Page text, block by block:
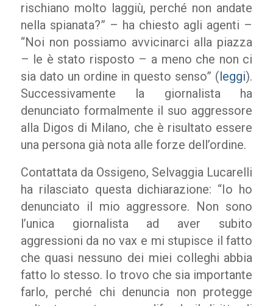
rischiano molto laggiù, perché non andate
nella spianata?” – ha chiesto agli agenti –
“Noi non possiamo avvicinarci alla piazza
– le è stato risposto – a meno che non ci
sia dato un ordine in questo senso” (leggi).
Successivamente la giornalista ha
denunciato formalmente il suo aggressore
alla Digos di Milano, che è risultato essere
una persona già nota alle forze dell’ordine.
Contattata da Ossigeno, Selvaggia Lucarelli
ha rilasciato questa dichiarazione: “Io ho
denunciato il mio aggressore. Non sono
l’unica giornalista ad aver subito
aggressioni da no vax e mi stupisce il fatto
che quasi nessuno dei miei colleghi abbia
fatto lo stesso. Io trovo che sia importante
farlo, perché chi denuncia non protegge